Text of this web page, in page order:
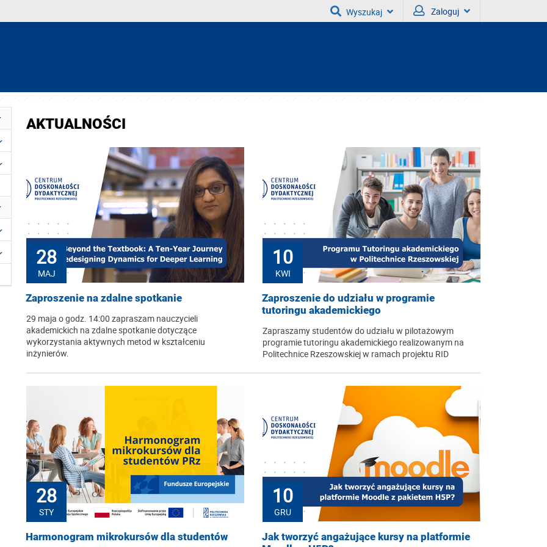
Wyszukaj Zaloguj
AKTUALNOŚCI
28
MAJ
Zaproszenie na zdalne spotkanie
29 maja o godz. 14:00 zapraszam nauczycieli
akademickich na zdalne spotkanie dotyczące
wykorzystania aktywnych metod w kształceniu
inżynierów.
10
KWI
Zaproszenie do udziału w programie
tutoringu akademickiego
Zapraszamy studentów do udziału w pilotażowym
programie tutoringu akademickiego realizowanym na
Politechnice Rzeszowskiej w ramach projektu RID
28
STY
Harmonogram mikrokursów dla studentów
10
GRU
Jak tworzyć angażujące kursy na platformie